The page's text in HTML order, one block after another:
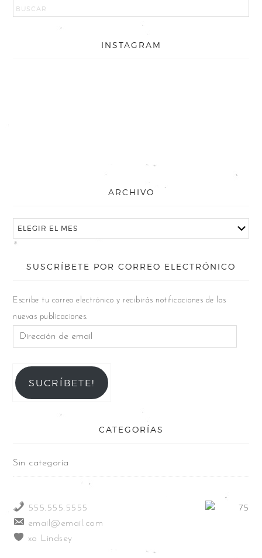
INSTAGRAM
ARCHIVO
SUSCRÍBETE POR CORREO ELECTRÓNICO
Escribe tu correo electrónico y recibirás notificaciones de las
nuevas publicaciones.
SUCRÍBETE!
CATEGORÍAS
Sin categoría
555.555.5555
email@email.com
xo Lindsey